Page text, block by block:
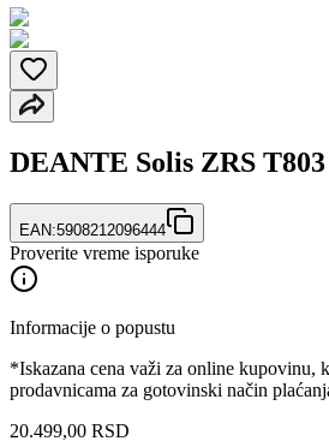
DEANTE Solis ZRS
EAN:5908212096444
Proverite vreme isporuke
Informacije o popustu
*Iskazana cena važi za online kupovinu,
prodavnicama za gotovinski način
20.499,00 RSD